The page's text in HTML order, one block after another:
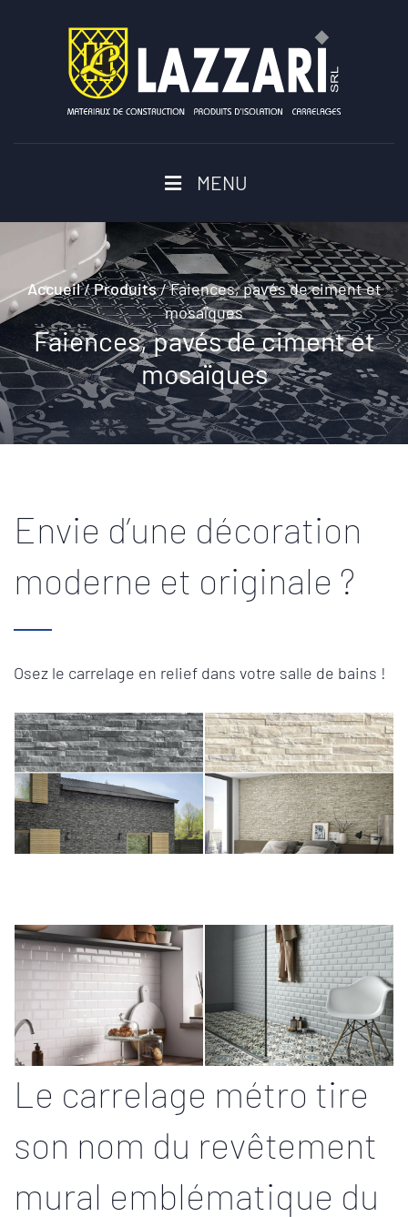
MENU
Accueil/Produits/Faiences, pavés de ciment et
mosaïques
Faiences, pavés de ciment et
mosaïques
Envie d’une décoration
moderne et originale ?
Osez le carrelage en relief dans votre salle de bains !
Le carrelage métro tire
son nom du revêtement
mural emblématique du